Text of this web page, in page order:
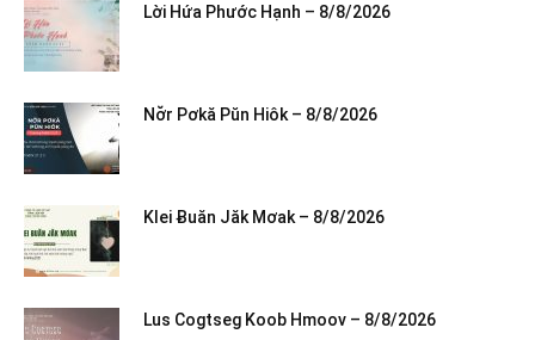
Lời Hứa Phước Hạnh – 8/8/2026
Nơ̆r Pơkă Pŭn Hiôk – 8/8/2026
Klei Ƀuăn Jăk Mơak – 8/8/2026
Lus Cogtseg Koob Hmoov – 8/8/2026